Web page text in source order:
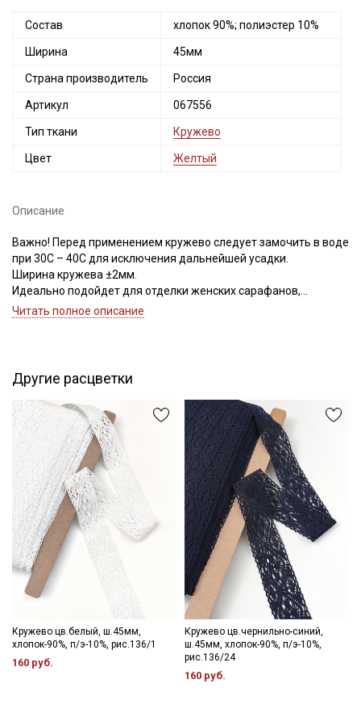
Состав хлопок 90%; полиэстер 10%
Ширина 45мм
Страна производитель Россия
Артикул 067556
Тип ткани Кружево
Цвет Желтый
Описание
Важно! Перед применением кружево следует замочить в воде
при 30С – 40С для исключения дальнейшей усадки.
Ширина кружева ±2мм.
Идеально подойдет для отделки женских сарафанов,
платьев, юбок, рукавов.
Цветопередача может отличаться от оригинального цвета в
зависимости от настроек вашего монитора.
Читать полное описание
Другие расцветки
Кружево цв.белый, ш.45мм,
хлопок-90%, п/э-10%, рис.136/1
160 руб.
Кружево цв.чернильно-синий,
ш.45мм, хлопок-90%, п/э-10%,
рис.136/24
160 руб.
Мы публикуем здесь дополнительные
промокоды и скидки до 30% на узкие
категории тканей
Электронная почта
Подписаться
Ознакомлен(а) с
Политикой обработки персональных
Согласие на обработку персональных
данных
ДаюСогласие на получение рекламных и
информационных рассылок